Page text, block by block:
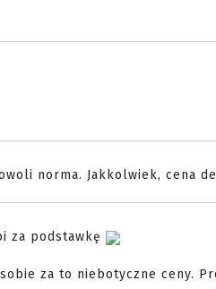
norma. Jakkolwiek, cena
za podstawkę
za to niebotyczne ceny.